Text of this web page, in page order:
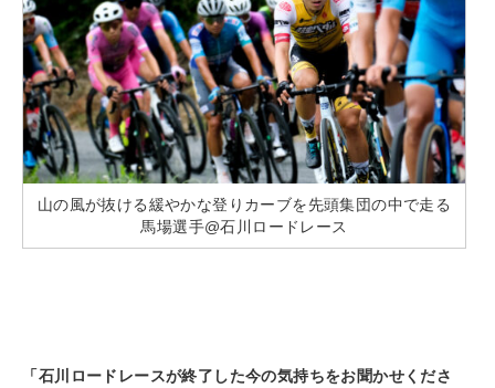
山の風が抜ける緩やかな登りカーブを先頭集団の中で走る
馬場選手@石川ロードレース
「石川ロードレースが終了した今の気持ちをお聞かせくださ